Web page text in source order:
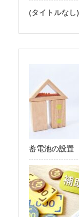
(タイトルなし)
蓄電池の設置